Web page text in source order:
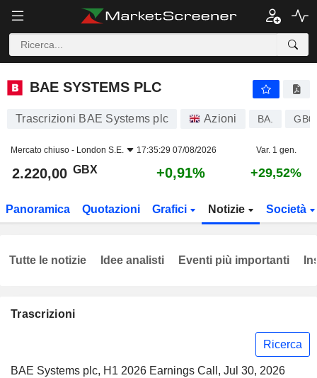
BAE SYSTEMS PLC
BAE SYSTEMS PLC
Trascrizioni BAE Systems plc Azioni BA.
Mercato chiuso - London S.E. 17:35:29 07/08/2026 Var. 1 gen.
2.220,00 GBX +0,91% +29,52%
Panoramica Quotazioni Grafici Notizie Società
Trascrizioni
Ricerca
BAE Systems plc, H1 2026 Earnings Call, Jul 30, 2026
Tutte le notizie Idee analisti Eventi più importanti